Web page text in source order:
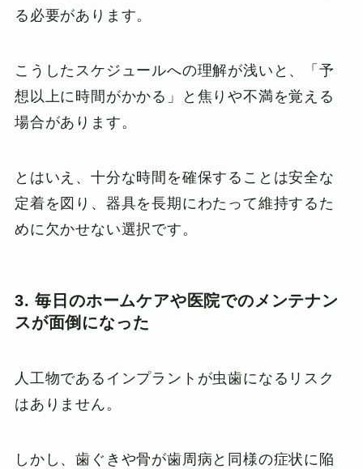
る必要があります。
こうしたスケジュールへの理解が浅いと、「予
想以上に時間がかかる」と焦りや不満を覚える
場合があります。
とはいえ、十分な時間を確保することは安全な
定着を図り、器具を長期にわたって維持するた
めに欠かせない選択です。
3. 毎日のホームケアや医院でのメンテナン
スが面倒になった
人工物であるインプラントが虫歯になるリスク
はありません。
しかし、歯ぐきや骨が歯周病と同様の症状に陥